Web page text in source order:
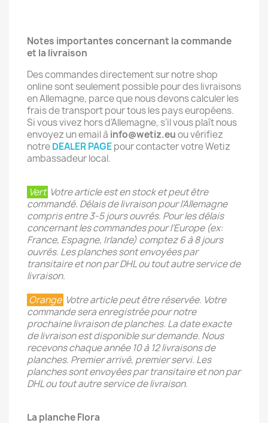
Notes importantes concernant la commande
et la livraison
Des commandes directement sur notre shop
online sont seulement possible pour des livraisons
en Allemagne, parce que nous devons calculer les
frais de transport pour tous les pays européens.
Si vous vivez hors d’Allemagne, s’il vous plaît nous
envoyez un email à info@wetiz.euou vérifiez
notreDEALER PAGEpour contacter votre Wetiz
ambassadeur local.
Vert Votre article est en stock et peut être
commandé. Délais de livraison pour l'Allemagne
compris entre 3-5 jours ouvrés. Pour les délais
concernant les commandes pour l’Europe (ex:
France, Espagne, Irlande) comptez 6 à 8 jours
ouvrés. Les planches sont envoyées par
transitaire et non par DHL ou tout autre service de
livraison.
Orange Votre article peut être réservée. Votre
commande sera enregistrée pour notre
prochaine livraison de planches. La date exacte
de livraison est disponible sur demande. Nous
recevons chaque année 10 à 12 livraisons de
planches. Premier arrivé, premier servi. Les
planches sont envoyées par transitaire et non par
DHL ou tout autre service de livraison.
La planche Flora